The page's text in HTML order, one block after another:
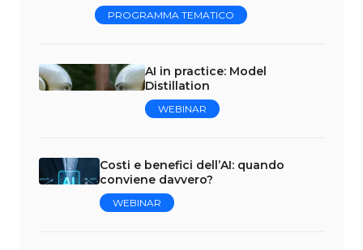
PROGRAMMA TEMATICO
AI in practice: Model
Distillation
WEBINAR
Costi e benefici dell’AI: quando
conviene davvero?
WEBINAR